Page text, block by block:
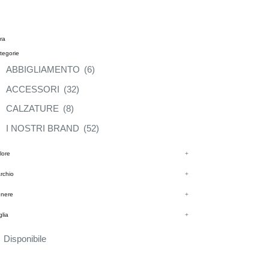
ABBIGLIAMENTO (6)
ACCESSORI (32)
CALZATURE (8)
I NOSTRI BRAND (52)
+
+
+
+
Disponibile